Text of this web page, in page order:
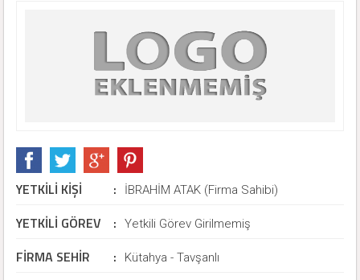
YETKİLİ KİŞİ : İBRAHİM ATAK (Firma Sahibi)
YETKİLİ GÖREV : Yetkili Görev Girilmemiş
FİRMA SEHİR : Kütahya - Tavşanlı